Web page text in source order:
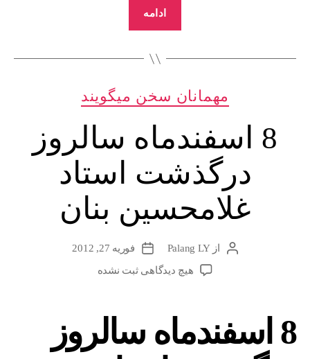
ادامه
اماکن
دسته‌ها
مهمانان سخن میگویند
8 اسفند‌ماه سالروز
درگذشت استاد
غلامحسین بنان
نویسندهٔ
نوشته
ازPalang LY
تاریخفوریه 27, 2012
هیچ دیدگاهیبرای
سالروز
درگذشت
استاد
ثبت نشده
8 اسفند‌ماه سالروز